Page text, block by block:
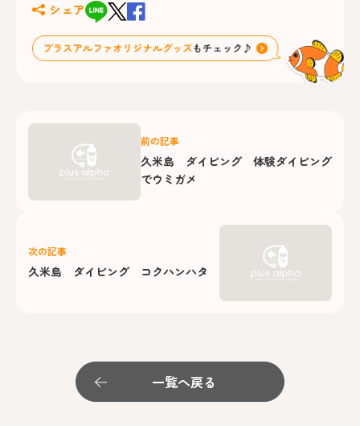
シェア
前の記事
久米島 ダイビング 体験ダイビング
でウミガメ
次の記事
久米島 ダイビング コクハンハタ
一覧へ戻る